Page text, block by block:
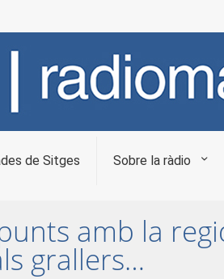
de Sitges Sobre la ràdio
amb la
grallers…